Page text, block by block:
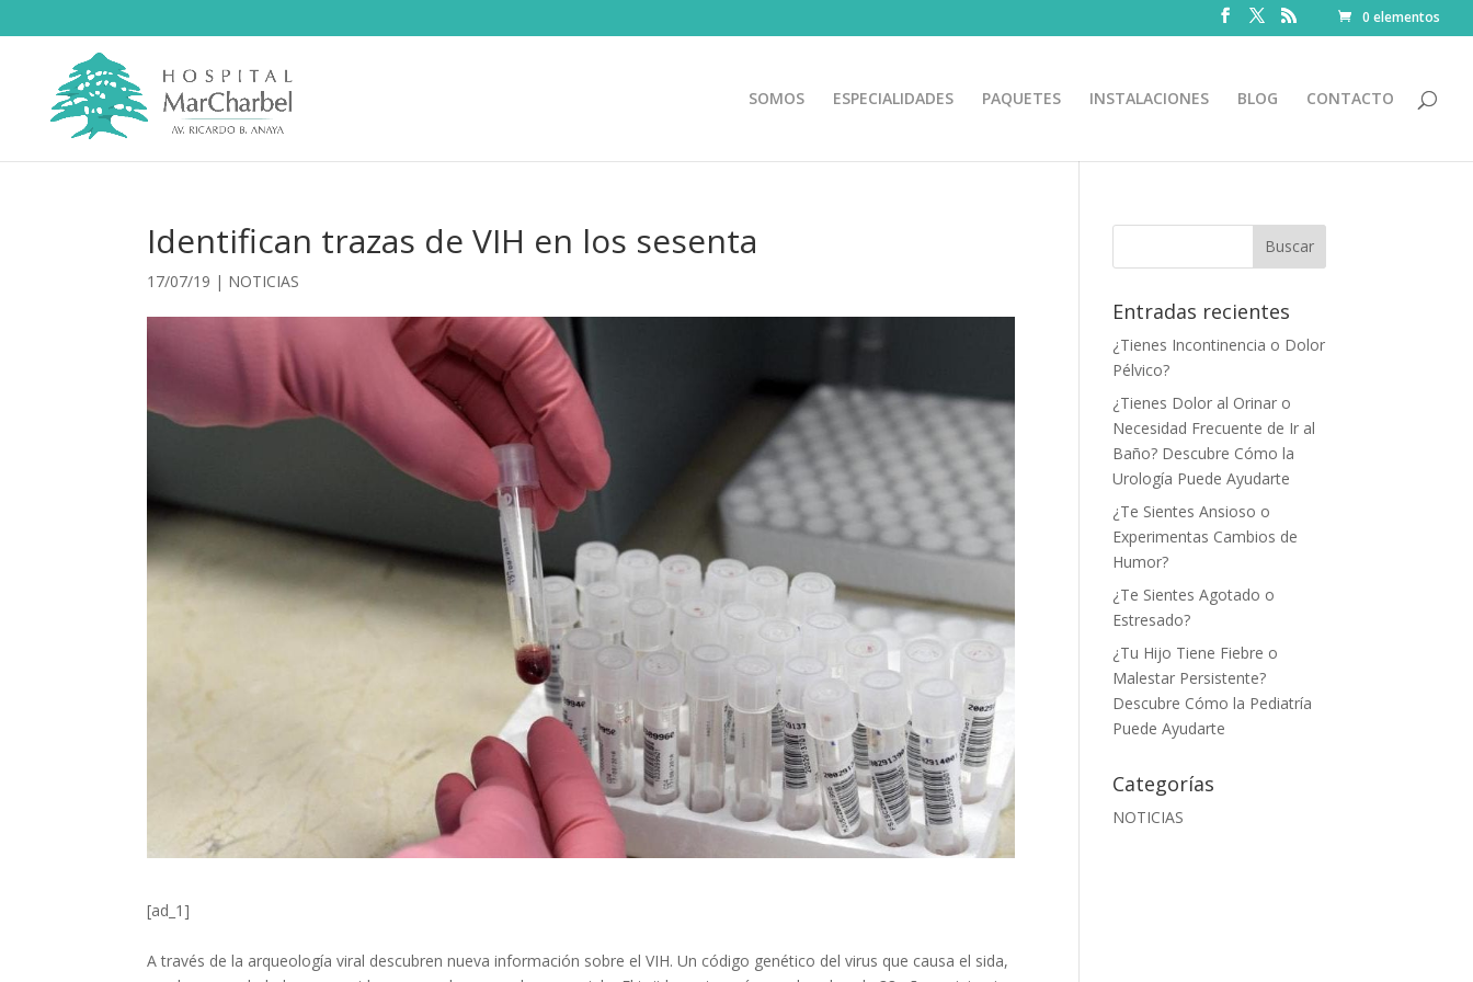
0 elementos
SOMOS ESPECIALIDADES PAQUETES INSTALACIONES BLOG CONTACTO
Identifican trazas de VIH en los sesenta
17/07/19 | NOTICIAS
[ad_1]
A través de la arqueología viral descubren nueva información sobre el VIH. Un código genético del virus que causa el sida,
Entradas recientes
¿Tienes Incontinencia o Dolor
Pélvico?
¿Tienes Dolor al Orinar o
Necesidad Frecuente de Ir al
Baño? Descubre Cómo la
Urología Puede Ayudarte
¿Te Sientes Ansioso o
Experimentas Cambios de
Humor?
¿Te Sientes Agotado o
Estresado?
¿Tu Hijo Tiene Fiebre o
Malestar Persistente?
Descubre Cómo la Pediatría
Puede Ayudarte
Categorías
NOTICIAS